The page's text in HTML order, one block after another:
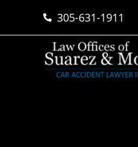
305-631-1911